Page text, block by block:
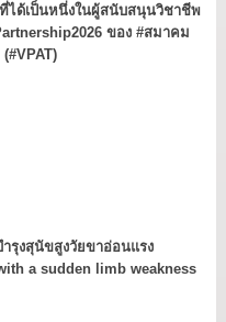
ได้เป็นหนึ่งในผู้สนับสนุนวิชาชีพ
ของ #สมาคม
ำรุงสุนัขสูงวัยขาอ่อนแรง
a sudden limb weakness